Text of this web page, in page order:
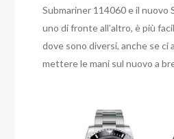
Submariner 114060 e il nuovo
uno di fronte all’altro, è più
dove sono diversi, anche se ci
mettere le mani sul nuovo a